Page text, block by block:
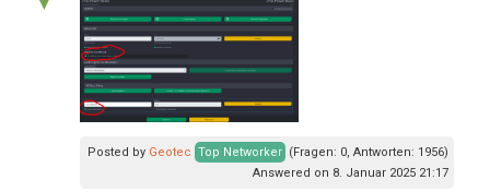
Posted by Geotec Top Networker (Fragen: 0, Antworten: 1956)
Answered on 8. Januar 2025 21:17